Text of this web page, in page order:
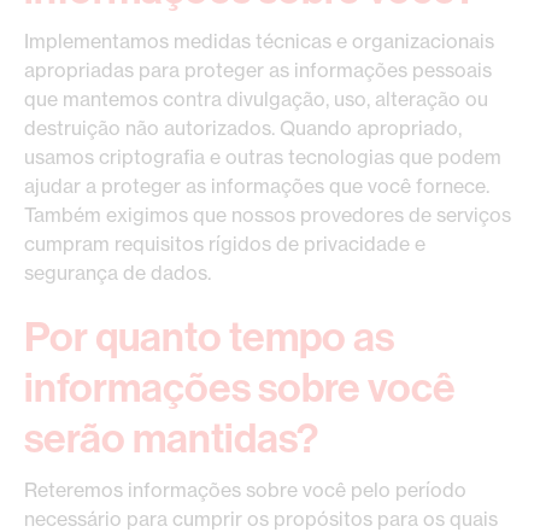
Implementamos medidas técnicas e organizacionais
apropriadas para proteger as informações pessoais
que mantemos contra divulgação, uso, alteração ou
destruição não autorizados. Quando apropriado,
usamos criptografia e outras tecnologias que podem
ajudar a proteger as informações que você fornece.
Também exigimos que nossos provedores de serviços
cumpram requisitos rígidos de privacidade e
segurança de dados.
Por quanto tempo as
informações sobre você
serão mantidas?
Reteremos informações sobre você pelo período
necessário para cumprir os propósitos para os quais